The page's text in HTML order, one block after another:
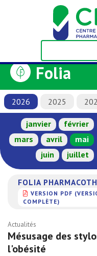
Folia
2026 2025
janvier
février
mars
avril
mai
juin
juillet
FOLIA
VERSION PDF
COMPLÈTE)
Actualités
Mésusage des
l'obésité